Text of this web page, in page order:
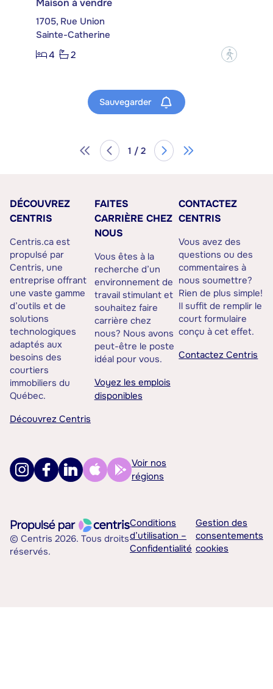
Maison à vendre
1705, Rue Union
Sainte-Catherine
4
2 ?
Sauvegarder
1 / 2
DÉCOUVREZ
CENTRIS
Centris.ca est
propulsé par
Centris, une
entreprise offrant
une vaste gamme
d’outils et de
solutions
technologiques
adaptés aux
besoins des
courtiers
immobiliers du
Québec.
Découvrez Centris
FAITES
CARRIÈRE CHEZ
NOUS
Vous êtes à la
recherche d’un
environnement de
travail stimulant et
souhaitez faire
carrière chez
nous? Nous avons
peut-être le poste
idéal pour vous.
Voyez les emplois
disponibles
CONTACTEZ
CENTRIS
Vous avez des
questions ou des
commentaires à
nous soumettre?
Rien de plus simple!
Il suffit de remplir le
court formulaire
conçu à cet effet.
Contactez Centris
Voir nos
régions
© Centris 2026. Tous droits
réservés.
Conditions
d’utilisation –
Confidentialité
Gestion des
consentements
cookies